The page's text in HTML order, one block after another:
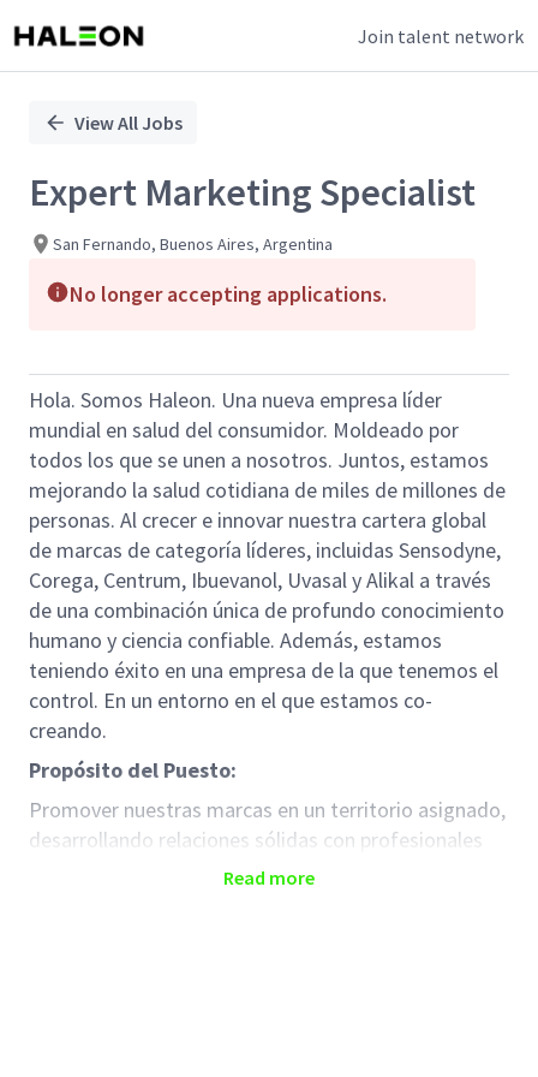
Join talent network
PositionView All Jobs
Expert Marketing Specialist
San Fernando, Buenos Aires, Argentina
No longer accepting applications.
Hola. Somos Haleon. Una nueva empresa líder
mundial en salud del consumidor. Moldeado por
todos los que se unen a nosotros. Juntos, estamos
mejorando la salud cotidiana de miles de millones de
personas. Al crecer e innovar nuestra cartera global
de marcas de categoría líderes, incluidas Sensodyne,
Corega, Centrum, Ibuevanol, Uvasal y Alikal a través
de una combinación única de profundo conocimiento
humano y ciencia confiable. Además, estamos
teniendo éxito en una empresa de la que tenemos el
control. En un entorno en el que estamos co-
creando.
Propósito del Puesto:
Promover nuestras marcas en un territorio asignado,
desarrollando relaciones sólidas con profesionales
de la salud (Dentistas, Farmacéuticos, etc.).
Read more